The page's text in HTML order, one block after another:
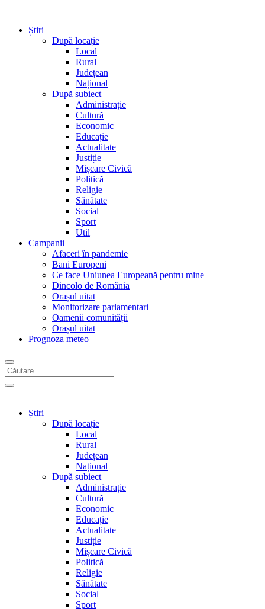
Știri
După locație
Local
Rural
Județean
Național
După subiect
Administrație
Cultură
Economic
Educație
Actualitate
Justiție
Mișcare Civică
Politică
Religie
Sănătate
Social
Sport
Util
Campanii
Afaceri în pandemie
Bani Europeni
Ce face Uniunea Europeană pentru mine
Dincolo de România
Orașul uitat
Monitorizare parlamentari
Oamenii comunității
Orașul uitat
Prognoza meteo
Știri
După locație
Local
Rural
Județean
Național
După subiect
Administrație
Cultură
Economic
Educație
Actualitate
Justiție
Mișcare Civică
Politică
Religie
Sănătate
Social
Sport